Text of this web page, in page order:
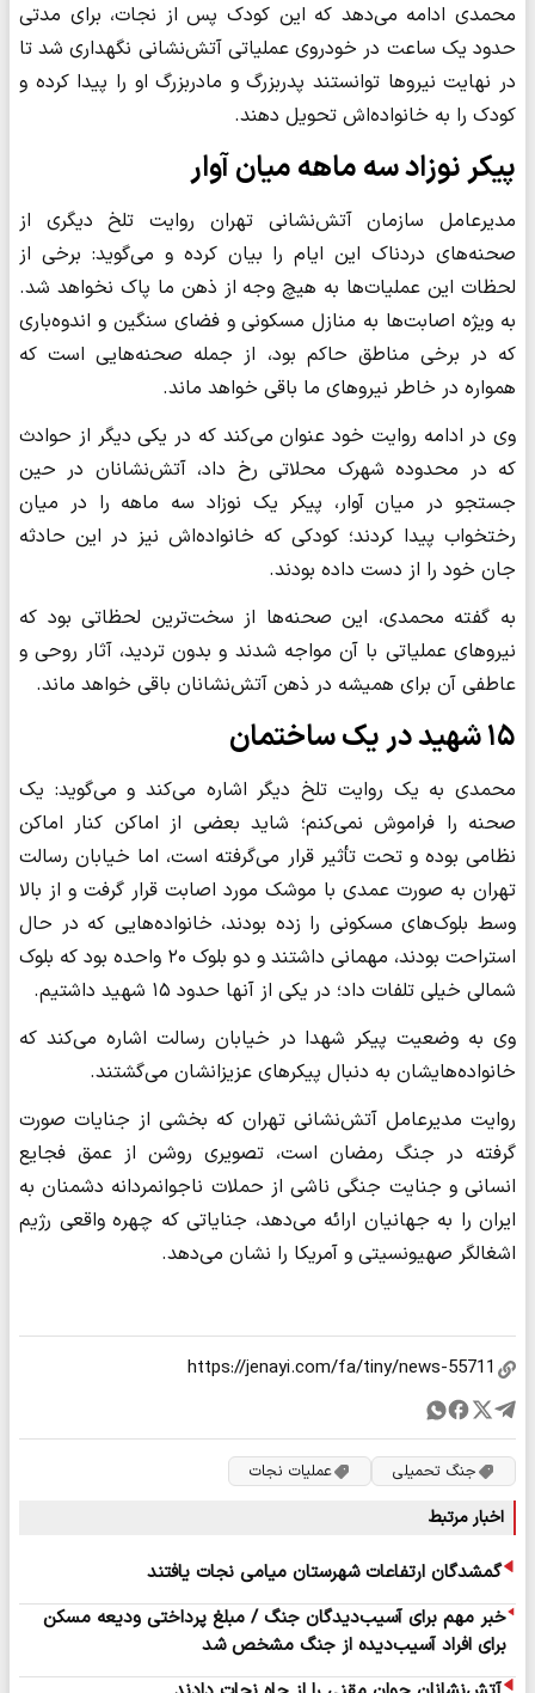
محمدی ادامه می‌دهد که این کودک پس از نجات، برای مدتی
حدود یک ساعت در خودروی عملیاتی آتش‌نشانی نگهداری شد تا
در نهایت نیروها توانستند پدربزرگ و مادربزرگ او را پیدا کرده و
کودک را به خانواده‌اش تحویل دهند.
پیکر نوزاد سه ماهه میان آوار
مدیرعامل سازمان آتش‌نشانی تهران روایت تلخ دیگری از
صحنه‌های دردناک این ایام را بیان کرده و می‌گوید: برخی از
لحظات این عملیات‌ها به هیچ وجه از ذهن ما پاک نخواهد شد.
به ویژه اصابت‌ها به منازل مسکونی و فضای سنگین و اندوه‌باری
که در برخی مناطق حاکم بود، از جمله صحنه‌هایی است که
همواره در خاطر نیروهای ما باقی خواهد ماند.
وی در ادامه روایت خود عنوان می‌کند که در یکی دیگر از حوادث
که در محدوده شهرک محلاتی رخ داد، آتش‌نشانان در حین
جستجو در میان آوار، پیکر یک نوزاد سه ماهه را در میان
رختخواب پیدا کردند؛ کودکی که خانواده‌اش نیز در این حادثه
جان خود را از دست داده بودند.
به گفته محمدی، این صحنه‌ها از سخت‌ترین لحظاتی بود که
نیروهای عملیاتی با آن مواجه شدند و بدون تردید، آثار روحی و
عاطفی آن برای همیشه در ذهن آتش‌نشانان باقی خواهد ماند.
۱۵ شهید در یک ساختمان
محمدی به یک روایت تلخ دیگر اشاره می‌کند و می‌گوید: یک
صحنه را فراموش نمی‌کنم؛ شاید بعضی از اماکن کنار اماکن
نظامی بوده و تحت تأثیر قرار می‌گرفته است، اما خیابان رسالت
تهران به صورت عمدی با موشک مورد اصابت قرار گرفت و از بالا
وسط بلوک‌های مسکونی را زده بودند، خانواده‌هایی که در حال
استراحت بودند، مهمانی داشتند و دو بلوک ۲۰ واحده بود که بلوک
شمالی خیلی تلفات داد؛ در یکی از آنها حدود ۱۵ شهید داشتیم.
وی به وضعیت پیکر شهدا در خیابان رسالت اشاره می‌کند که
خانواده‌هایشان به دنبال پیکرهای عزیزانشان می‌گشتند.
روایت مدیرعامل آتش‌نشانی تهران که بخشی از جنایات صورت
گرفته در جنگ رمضان است، تصویری روشن از عمق فجایع
انسانی و جنایت جنگی ناشی از حملات ناجوانمردانه دشمنان به
ایران را به جهانیان ارائه می‌دهد، جنایاتی که چهره واقعی رژیم
اشغالگر صهیونسیتی و آمریکا را نشان می‌دهد.
جنگ تحمیلی عملیات نجات
اخبار مرتبط
گمشدگان ارتفاعات شهرستان میامی نجات یافتند
خبر مهم برای آسیب‌دیدگان جنگ / مبلغ پرداختی ودیعه مسکن
برای افراد آسیب‌دیده از جنگ مشخص شد